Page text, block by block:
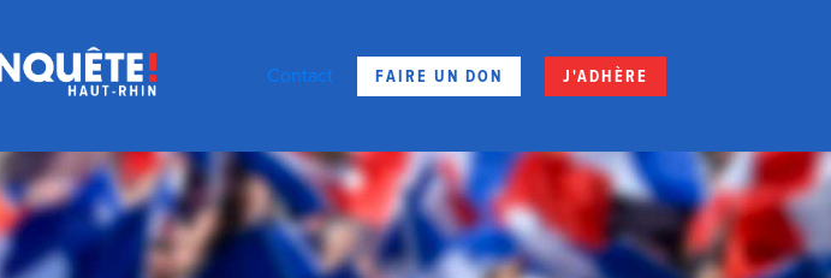
Contact FAIRE UN DON J'ADHÈRE